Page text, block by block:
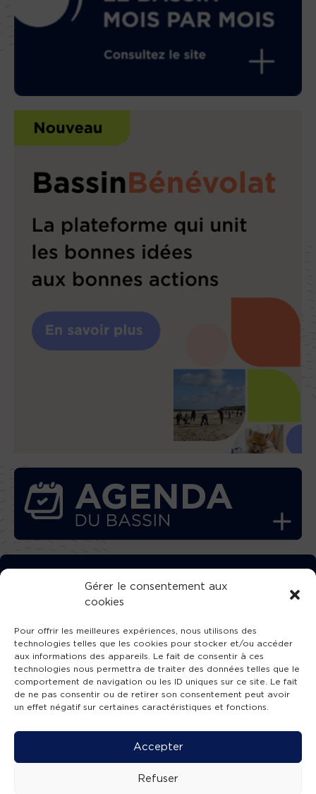
Gérer le consentement aux
cookies
Pour offrir les meilleures expériences, nous utilisons des
technologies telles que les cookies pour stocker et/ou accéder
aux informations des appareils. Le fait de consentir à ces
technologies nous permettra de traiter des données telles que le
comportement de navigation ou les ID uniques sur ce site. Le fait
de ne pas consentir ou de retirer son consentement peut avoir
un effet négatif sur certaines caractéristiques et fonctions.
Accepter
Refuser
TÉLÉCHARGEZ GRATUITEMENT
L’APPLICATION TVBA !
SUIVEZ-NOUS !
Mentions légales -Accessibilité